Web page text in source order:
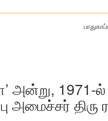
அன்று, 1971-
அமைச்சர்